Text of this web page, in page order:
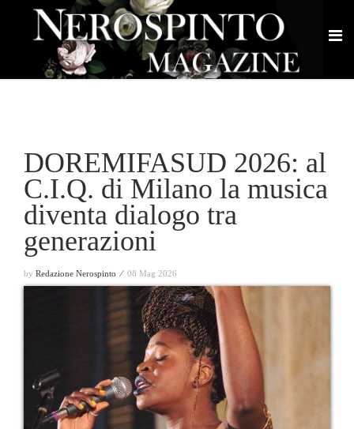
DOREMIFASUD 2026: al
C.I.Q. di Milano la musica
diventa dialogo tra
generazioni
by Redazione Nerospinto ⁄ 08 Mag 2026